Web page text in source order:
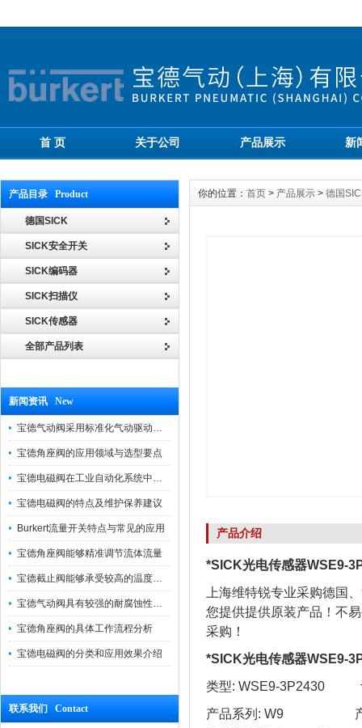
首 页 关于公司 产品展示 新
产品目录 Product
德国SICK
SICK安全开关
SICK编码器
SICK扫描仪
SICK传感器
全部产品列表
新闻资讯 New
宝德气动阀采用标准化气动驱动设计，可匹配各类工业气源工况
宝德角座阀的应用领域与选型要点
宝德电磁阀在工业自动化系统中的作用
宝德电磁阀的特点及维护保养建议
Burkert流量开关特点与常见的应用
宝德角座阀能够精准调节流体流量
宝德截止阀能够承受较高的温度和压力
宝德气动阀具有较强的耐腐蚀性和抗震性
宝德角座阀的具体工作流程分析
宝德电磁阀的分类和应用效果介绍
联系我们 Contact
你的位置： 首页 > 产品展示 > 德国
产品介绍
*SICK光电传感器WSE9-
上海维特锐专业采购德国
您提供提供原装产品！不
采购！
*SICK光电传感器WSE9-
类型: WSE9-3P2430
产品系列: W9 产品